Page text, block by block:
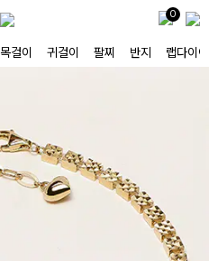
0
목걸이 귀걸이 팔찌 반지 랩다이아